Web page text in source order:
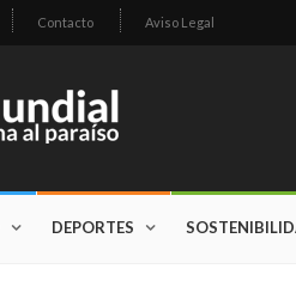
Contacto Aviso Legal
DEPORTES